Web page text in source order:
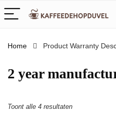
Home Product Warranty
‎2 year
Toont alle 4 resultaten